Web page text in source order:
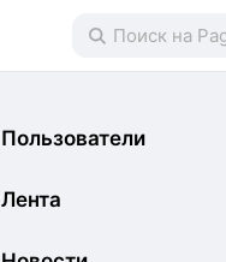
Пользователи
Лента